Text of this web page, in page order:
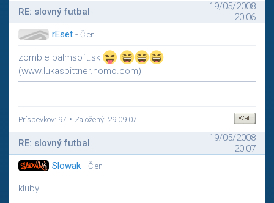
RE: slovný futbal
19/05/2008
20:06
rEset - Člen
zombie palmsoft.sk
(www.lukaspittner.homo.com)
Príspevkov: 97 • Založený: 29.09.07
RE: slovný futbal
19/05/2008
20:07
Slowak - Člen
kluby